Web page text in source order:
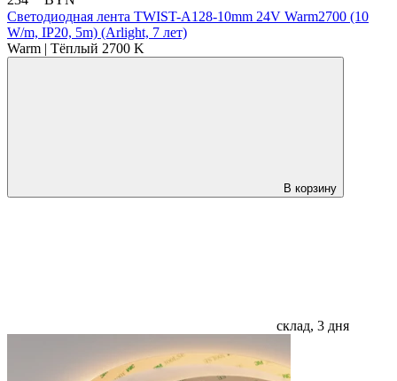
Светодиодная лента TWIST-A128-10mm 24V Warm2700 (10
W/m, IP20, 5m) (Arlight, 7 лет)
Warm | Тёплый 2700 K
В корзину
склад, 3 дня